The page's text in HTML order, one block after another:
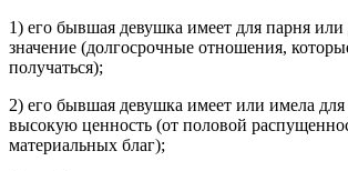
1) его бывшая девушка имеет для парня или
значение (долгосрочные отношения,
получаться);
2) его бывшая девушка имеет или имела
высокую ценность (от половой
материальных благ);